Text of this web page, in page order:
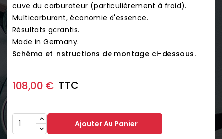
cuve du carburateur (particulièrement à froid).
Multicarburant, économie d'essence.
Résultats garantis.
Made in Germany.
Schéma et instructions de montage ci-dessous.
108,00 € TTC
Ajouter Au Panier